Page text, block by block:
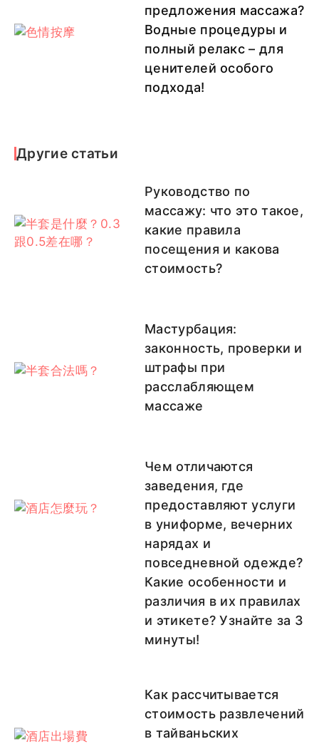
предложения массажа?
Водные процедуры и
полный релакс – для
ценителей особого
подхода!
Другие статьи
Руководство по
массажу: что это такое,
какие правила
посещения и какова
стоимость?
Мастурбация:
законность, проверки и
штрафы при
расслабляющем
массаже
Чем отличаются
заведения, где
предоставляют услуги
в униформе, вечерних
нарядах и
повседневной одежде?
Какие особенности и
различия в их правилах
и этикете? Узнайте за 3
минуты!
Как рассчитывается
стоимость развлечений
в тайваньских